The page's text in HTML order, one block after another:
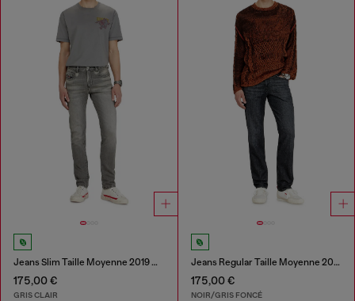
Jeans Slim Taille Moyenne 2019 D-Strukt
175,00 €
GRIS CLAIR
Jeans Regular Taille Moyenne 2023 D-Finitive
175,00 €
NOIR/GRIS FONCÉ